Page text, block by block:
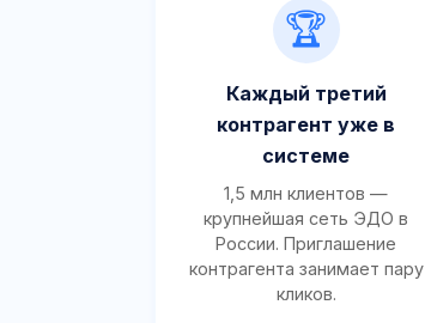
🏆
Каждый третий
контрагент уже в
системе
1,5 млн клиентов —
крупнейшая сеть ЭДО в
России. Приглашение
контрагента занимает пару
кликов.